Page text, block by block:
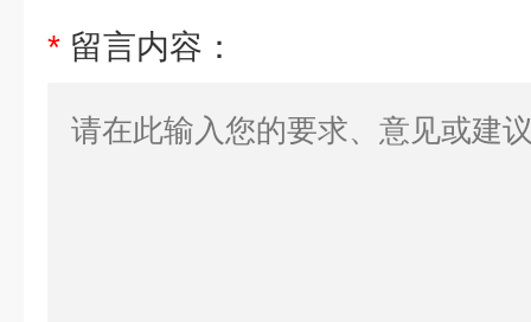
* 留言内容：